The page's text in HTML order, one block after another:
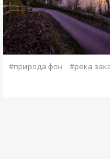
#природа фон #река